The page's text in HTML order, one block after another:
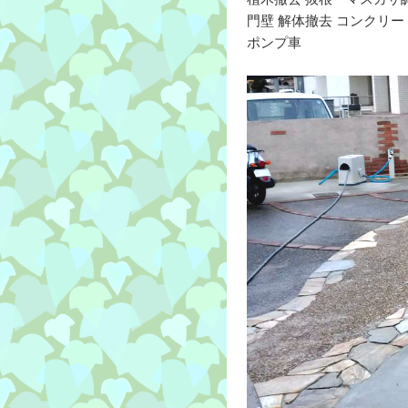
門壁 解体撤去 コンクリー
ポンプ車